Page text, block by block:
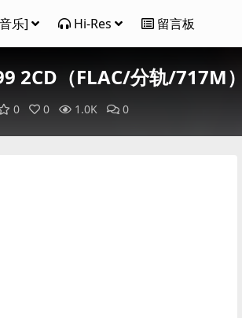
乐] Hi-Res 留言板
2CD（FLAC/分轨/717M）
0 0 1.0K 0